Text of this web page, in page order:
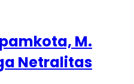
M.
Netralitas